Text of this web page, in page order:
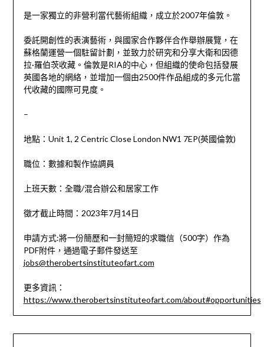
是一家獨立的非營利當代藝術組織，成立於2007年倫敦。
委託開創性的表演藝術，與國家合作夥伴合作舉辦展覽，在
蘇格蘭運營一個駐留計劃，並致力於研究和分享大衛和因德
拉·羅伯茨收藏。倫敦是RIA的中心，但組織的使命包括發展
英國各地的網絡，並增加一個由2500件作品組成的多元化當
代收藏的國際可見度。
–
地點：Unit 1, 2 Centric Close London NW1 7EP(英國倫敦)
職位：數據和製作協調員
上班天數：全職/混合辦公和居家工作
徵才截止時間：2023年7月14日
申請方式:將一份簡歷和一封簡短的求職信（500字）作為
PDF附件，通過電子郵件發送至
jobs@therobertsinstituteofart.com
更多資訊：
https://www.therobertsinstituteofart.com/about#opportunities